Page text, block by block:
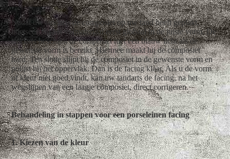
Nadat uw tandarts de composiet op uw tand heeft geplakt,
boetseert hij het vulmateriaal eerst globaal in de juiste vorm. De
tandarts beschijnt de composiet met een blauw licht als de
gewenste vorm is bereikt. Hiermee maakt hij de composiet
hard. Ten slotte slijpt hij de composiet in de gewenste vorm en
polijst hij het oppervlak. Dan is de facing klaar. Als u de vorm
of kleur niet goed vindt, kan uw tandarts de facing, na het
wegslijpen van een laagje composiet, direct corrigeren.
Behandeling in stappen voor een porseleinen facing
1. Kiezen van de kleur